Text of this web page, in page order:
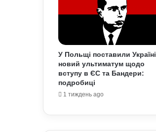
У Польщі поставили Україні
новий ультиматум щодо
вступу в ЄС та Бандери:
подробиці
1 тиждень ago